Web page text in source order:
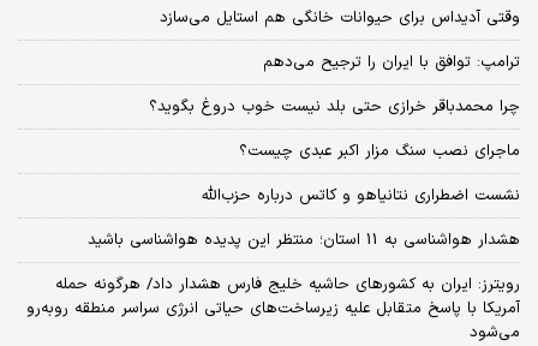
وقتی آدیداس برای حیوانات خانگی هم استایل می‌سازد
ترامپ: توافق با ایران را ترجیح می‌دهم
چرا محمدباقر خرازی حتی بلد نیست خوب دروغ بگوید؟
ماجرای نصب سنگ مزار اکبر عبدی چیست؟
نشست اضطراری نتانیاهو و کاتس درباره حزب‌الله
هشدار هواشناسی به 11 استان؛ منتظر این پدیده هواشناسی باشید
رویترز: ایران به کشورهای حاشیه خلیج فارس هشدار داد/ هرگونه حمله
آمریکا با پاسخ متقابل علیه زیرساخت‌های حیاتی انرژی سراسر منطقه روبه‌رو
می‌شود